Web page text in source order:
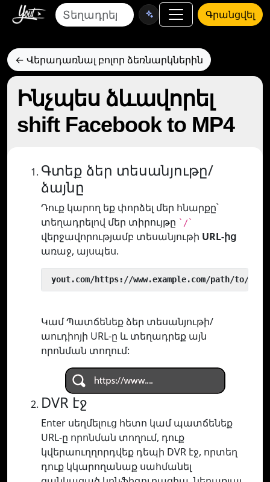
Գրանցվել
← Վերադառնալ բոլոր ձեռնարկներին
Ինչպես ձևավորել
shift Facebook to MP4
Գտեք ձեր տեսանյութը/
ձայնը
Դուք կարող եք փորձել մեր հնարքը՝
տեղադրելով մեր տիրույթը `/`
վերջավորությամբ տեսանյութի URL-ից
առաջ, այսպես.
yout.com/https://www.example.com/path/to/
Կամ Պատճենեք ձեր տեսանյութի/
աուդիոյի URL-ը և տեղադրեք այն
որոնման տողում:
DVR էջ
Enter սեղմելուց հետո կամ պատճենեք
URL-ը որոնման տողում, դուք
կվերաուղղորդվեք դեպի DVR էջ, որտեղ
դուք կկարողանաք սահմանել